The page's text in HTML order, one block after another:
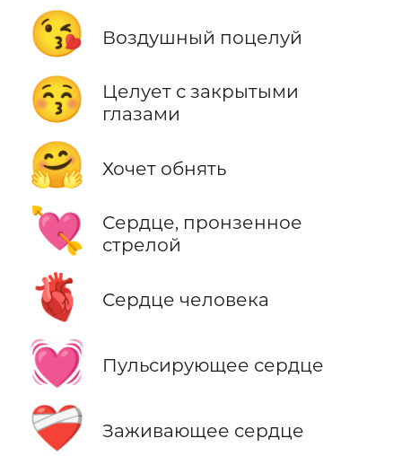
😘 Воздушный поцелуй
😚
Целует с закрытыми
глазами
🤗 Хочет обнять
💘
Сердце, пронзенное
стрелой
🫀 Сердце человека
💓 Пульсирующее сердце
❤️‍🩹 Заживающее сердце